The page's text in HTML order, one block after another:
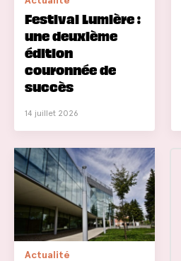
Festival Lumière :
une deuxième
édition
couronnée de
succès
14 juillet 2026
Actualité